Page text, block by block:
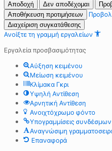
Αποδοχή Δεν αποδέχομαι
Αποθήκευση προτιμήσεων
Διαχείριση συγκατάθεσης
Ανοίξτε τη γραμμή εργαλείων
Εργαλεία προσβασιμότητας
Αύξηση κειμένου
Μείωση κειμένου
Κλίμακα Γκρι
Υψηλή Αντίθεση
Αρνητική Αντίθεση
Ανοιχτόχρωμο φόντο
Υπογραμμίσεις συνδέσμων
Αναγνώσιμη
Επαναφορά